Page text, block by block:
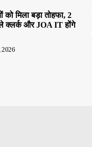
को मिला बड़ा तोहफा, 2
क्लर्क और JOA IT होंगे
2026